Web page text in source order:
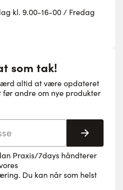
kl. 9.00-16-00 / Fredag
som tak!
altid at være opdateret
andre om nye produkter
Tilmeld
Praxis/7days håndterer
. Du kan når som helst